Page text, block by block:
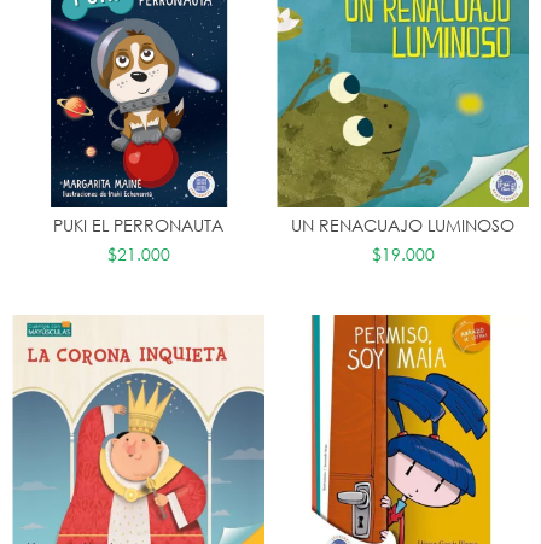
PUKI EL PERRONAUTA
$21.000
UN RENACUAJO LUMINOSO
$19.000